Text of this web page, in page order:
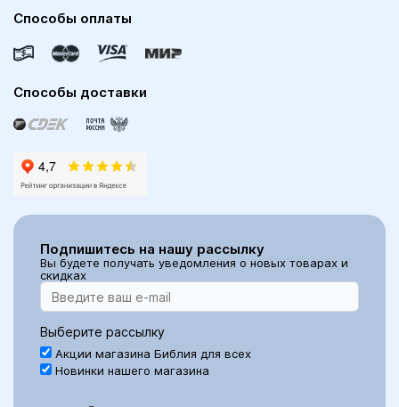
Способы оплаты
Способы доставки
Подпишитесь на нашу рассылку
Вы будете получать уведомления о новых товарах и
скидках
Выберите рассылку
Акции магазина Библия для всех
Новинки нашего магазина